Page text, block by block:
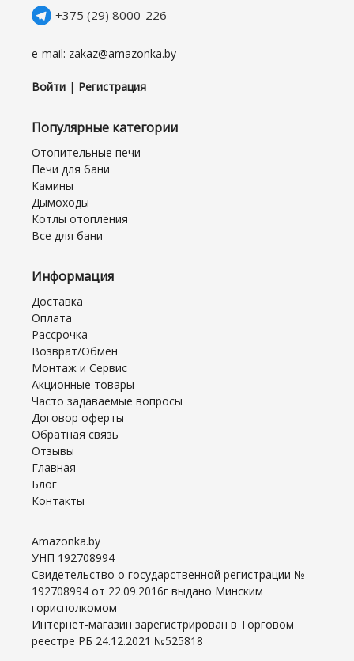
+375 (29) 8000-226
e-mail: zakaz@amazonka.by
Войти | Регистрация
Популярные категории
Отопительные печи
Печи для бани
Камины
Дымоходы
Котлы отопления
Все для бани
Информация
Доставка
Оплата
Рассрочка
Возврат/Обмен
Монтаж и Сервис
Акционные товары
Часто задаваемые вопросы
Договор оферты
Обратная связь
Отзывы
Главная
Блог
Контакты
Amazonka.by
УНП 192708994
Свидетельство о государственной регистрации №
192708994 от 22.09.2016г выдано Минским
горисполкомом
Интернет-магазин зарегистрирован в Торговом
реестре РБ 24.12.2021 №525818